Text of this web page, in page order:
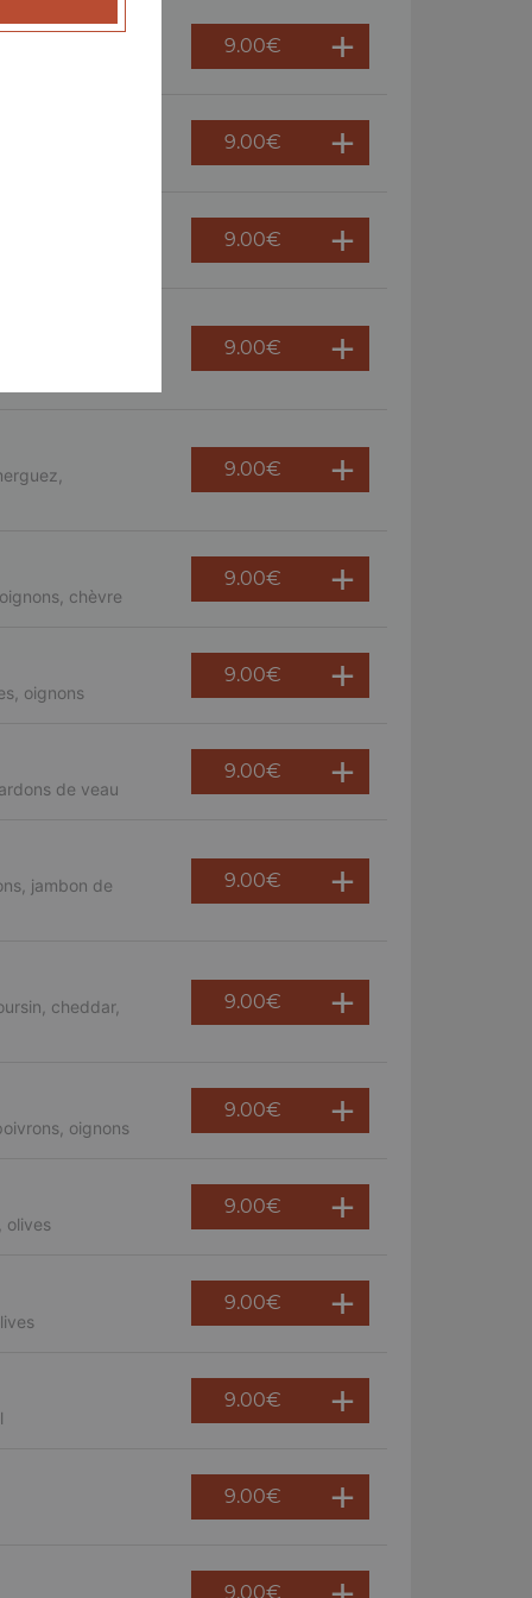
9.00€
9.00€
9.00€
9.00€
9.00€
chèvre
9.00€
oignons
9.00€
de veau
9.00€
jambon de
9.00€
cheddar,
9.00€
oignons
9.00€
olives
9.00€
9.00€
9.00€
9.00€
9.00€